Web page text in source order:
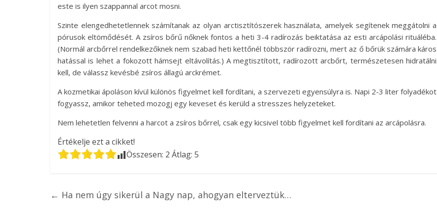
este is ilyen szappannal arcot mosni.
Szinte elengedhetetlennek számítanak az olyan arctisztítószerek használata, amelyek segítenek meggátolni a
pórusok eltömődését. A zsíros bőrű nőknek fontos a heti 3-4 radírozás beiktatása az esti arcápolási rituáléba.
(Normál arcbőrrel rendelkezőknek nem szabad heti kettőnél többször radírozni, mert az ő bőrük számára káros
hatással is lehet a fokozott hámsejt eltávolítás.) A megtisztított, radírozott arcbőrt, természetesen hidratálni
kell, de válassz kevésbé zsíros állagú arckrémet.
A kozmetikai ápoláson kívül különös figyelmet kell fordítani, a szervezeti egyensúlyra is. Napi 2-3 liter folyadékot
fogyassz, amikor teheted mozogj egy keveset és kerüld a stresszes helyzeteket.
Nem lehetetlen felvenni a harcot a zsíros bőrrel, csak egy kicsivel több figyelmet kell fordítani az arcápolásra.
Értékelje ezt a cikket!
Összesen: 2 Átlag: 5
← Ha nem úgy sikerül a Nagy nap, ahogyan elterveztük…